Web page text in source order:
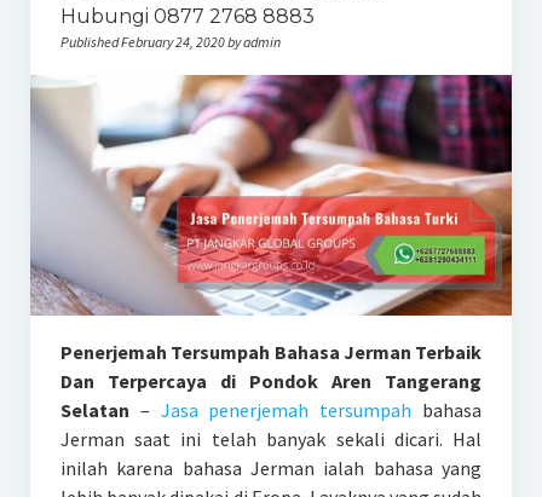
Hubungi 0877 2768 8883
Published February 24, 2020 by admin
Penerjemah Tersumpah Bahasa Jerman Terbaik
Dan Terpercaya di Pondok Aren Tangerang
Selatan – Jasa penerjemah tersumpah bahasa
Jerman saat ini telah banyak sekali dicari. Hal
inilah karena bahasa Jerman ialah bahasa yang